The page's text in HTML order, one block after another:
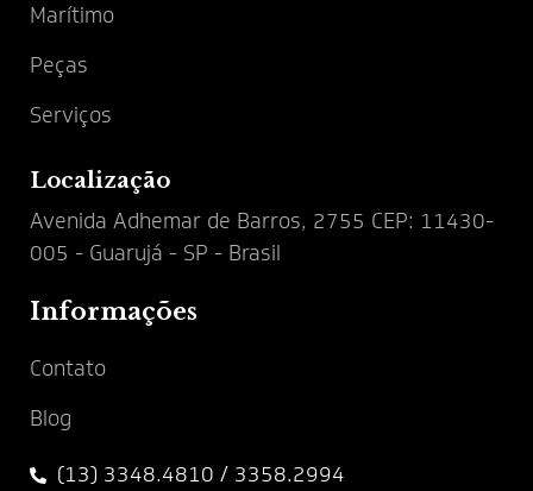
Marítimo
Peças
Serviços
Localização
Avenida Adhemar de Barros, 2755 CEP: 11430-
005 - Guarujá - SP - Brasil
Informações
Contato
Blog
(13) 3348.4810 / 3358.2994